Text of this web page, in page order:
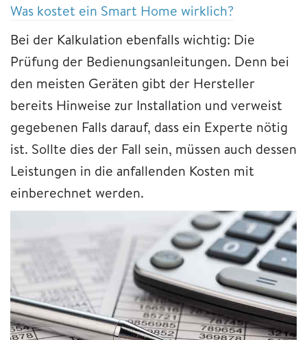
Was kostet ein Smart Home wirklich?
Bei der Kalkulation ebenfalls wichtig: Die
Prüfung der Bedienungsanleitungen. Denn bei
den meisten Geräten gibt der Hersteller
bereits Hinweise zur Installation und verweist
gegebenen Falls darauf, dass ein Experte nötig
ist. Sollte dies der Fall sein, müssen auch dessen
Leistungen in die anfallenden Kosten mit
einberechnet werden.